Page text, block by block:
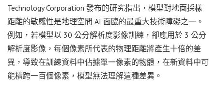
Technology Corporation 發布的研究指出，模型對地面採樣
距離的敏感性是地理空間 AI 面臨的最重大技術障礙之一。
例如，若模型以 30 公分解析度影像訓練，卻應用於 3 公分
解析度影像，每個像素所代表的物理距離將產生十倍的差
異，導致在訓練資料中佔據單一像素的物體，在新資料中可
能橫跨一百個像素，模型無法理解這種差異。